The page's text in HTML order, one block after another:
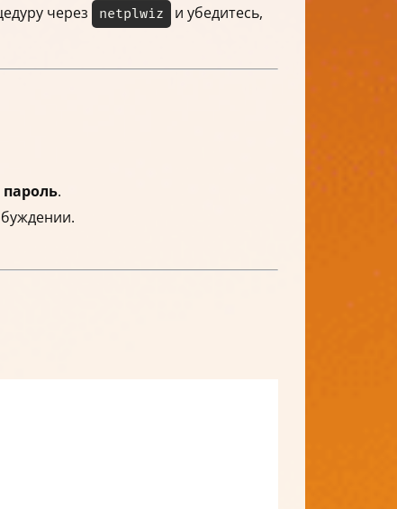
через
netplwiz
и убедитесь,
.